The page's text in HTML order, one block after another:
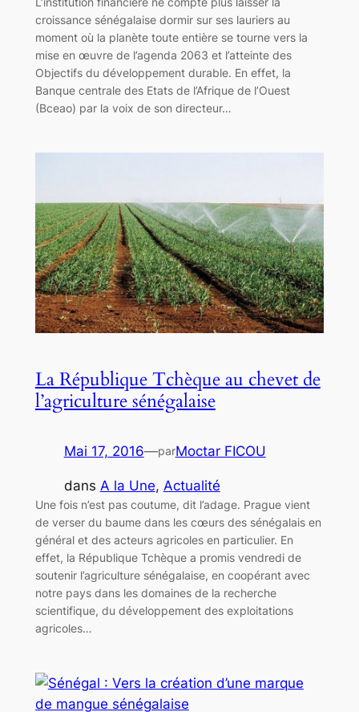
croissance sénégalaise dormir sur ses lauriers au
moment où la planète toute entière se tourne vers la
mise en œuvre de l’agenda 2063 et l’atteinte des
Objectifs du développement durable. En effet, la
Banque centrale des Etats de l’Afrique de l’Ouest
(Bceao) par la voix de son directeur…
La République Tchèque au chevet de
l’agriculture sénégalaise
Mai 17, 2016—parMoctar FICOU
dans A la Une, Actualité
Une fois n’est pas coutume, dit l’adage. Prague vient
de verser du baume dans les cœurs des sénégalais en
général et des acteurs agricoles en particulier. En
effet, la République Tchèque a promis vendredi de
soutenir l’agriculture sénégalaise, en coopérant avec
notre pays dans les domaines de la recherche
scientifique, du développement des exploitations
agricoles…